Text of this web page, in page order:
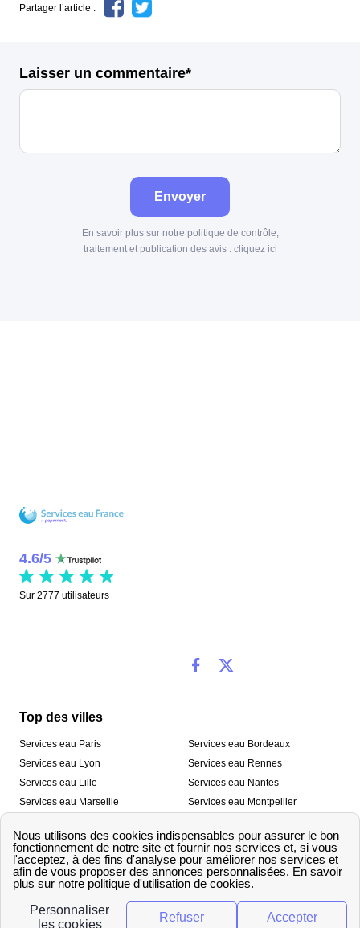
Partager l’article :
Laisser un commentaire*
Envoyer
En savoir plus sur notre politique de contrôle,
traitement et publication des avis : cliquez ici
4.6/5
Sur 2777 utilisateurs
Top des villes
Services eau Paris
Services eau Lyon
Services eau Lille
Services eau Marseille
Services eau Toulon
Services eau Bordeaux
Services eau Rennes
Services eau Nantes
Services eau Montpellier
Services eau Strasbourg
Nos outils
🛁 Simulateur consommation eau
💧 Comparer les fournisseurs
d’eau